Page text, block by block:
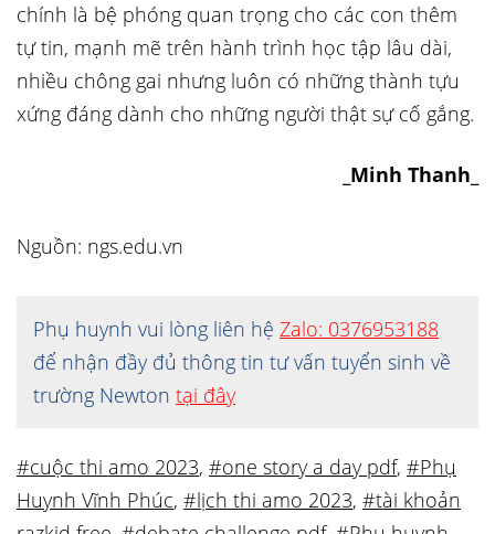
chính là bệ phóng quan trọng cho các con thêm
tự tin, mạnh mẽ trên hành trình học tập lâu dài,
nhiều chông gai nhưng luôn có những thành tựu
xứng đáng dành cho những người thật sự cố gắng.
_Minh Thanh_
Nguồn: ngs.edu.vn
Phụ huynh vui lòng liên hệ Zalo: 0376953188
để nhận đầy đủ thông tin tư vấn tuyển sinh về
trường Newton tại đây
#cuộc thi amo 2023, #one story a day pdf, #Phụ
Huynh Vĩnh Phúc, #lịch thi amo 2023, #tài khoản